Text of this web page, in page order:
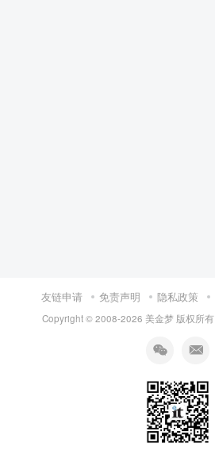
友链申请 免责声明 隐私政策
Copyright © 2008-2026 美金梦 版权所有